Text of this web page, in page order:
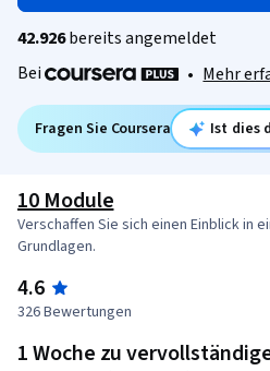
42.926bereits angemeldet
Bei
• Mehr
Fragen Sie Coursera Ist dies
10 Module
Verschaffen Sie sich einen Einblick in
Grundlagen.
4.6
326 Bewertungen
1 Woche zu